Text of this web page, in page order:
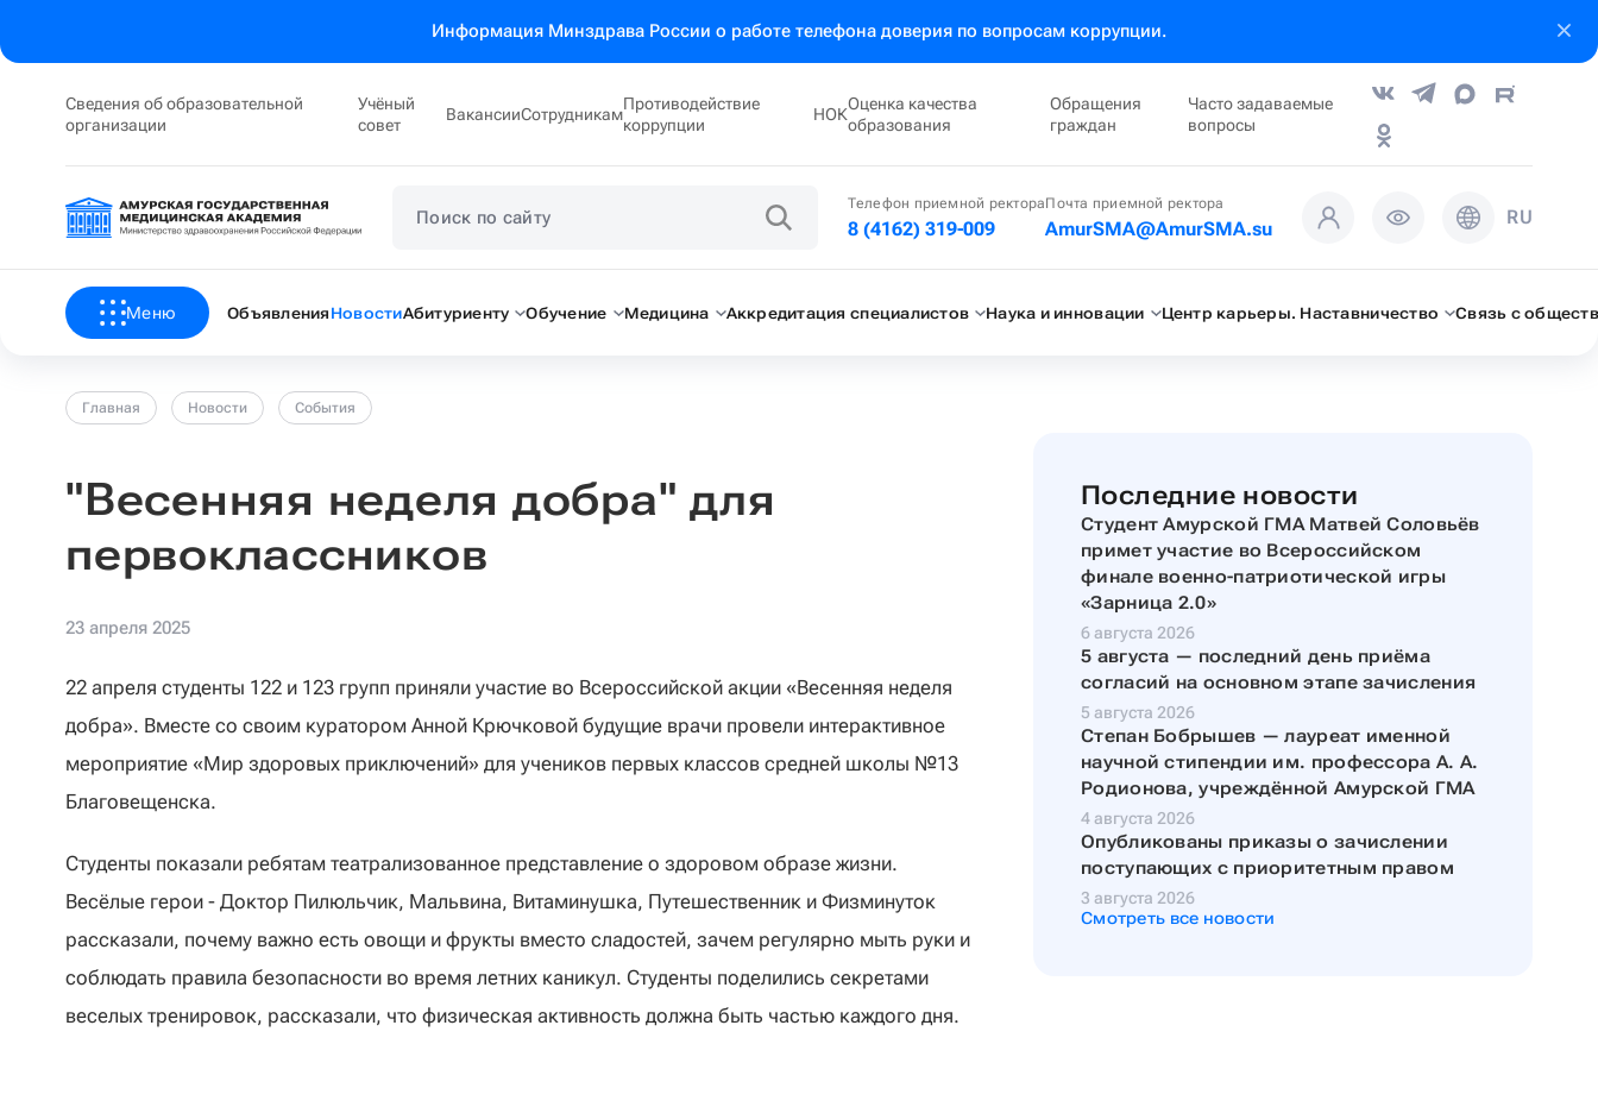
Информация Минздрава России о работе телефона доверия по вопросам коррупции.
Сведения об образовательной
организации
Учёный
совет
ВакансииСотрудникам
Противодействие
коррупции
НОК
Оценка качества
образования
Обращения
граждан
Часто задаваемые
вопросы
Телефон приемной ректора
8 (4162) 319-009
Почта приемной ректора
AmurSMA@AmurSMA.su RU
Меню Объявления НовостиАбитуриенту Обучение Медицина Аккредитация специалистов Наука и инновации Центр карьеры. Наставничество Связь с
Главная Новости События
"Весенняя неделя добра" для
первоклассников
23 апреля 2025
22 апреля студенты 122 и 123 групп приняли участие во Всероссийской акции «Весенняя неделя
добра». Вместе со своим куратором Анной Крючковой будущие врачи провели интерактивное
мероприятие «Мир здоровых приключений» для учеников первых классов средней школы №13
Благовещенска.
Студенты показали ребятам театрализованное представление о здоровом образе жизни.
Весёлые герои - Доктор Пилюльчик, Мальвина, Витаминушка, Путешественник и Физминуток
рассказали, почему важно есть овощи и фрукты вместо сладостей, зачем регулярно мыть руки и
соблюдать правила безопасности во время летних каникул. Студенты поделились секретами
веселых тренировок, рассказали, что физическая активность должна быть частью каждого дня.
Последние новости
Студент Амурской ГМА Матвей Соловьёв
примет участие во Всероссийском
финале военно-патриотической игры
«Зарница 2.0»
6 августа 2026
5 августа — последний день приёма
согласий на основном этапе зачисления
5 августа 2026
Степан Бобрышев — лауреат именной
научной стипендии им. профессора А. А.
Родионова, учреждённой Амурской ГМА
4 августа 2026
Опубликованы приказы о зачислении
поступающих с приоритетным правом
3 августа 2026
Смотреть все новости